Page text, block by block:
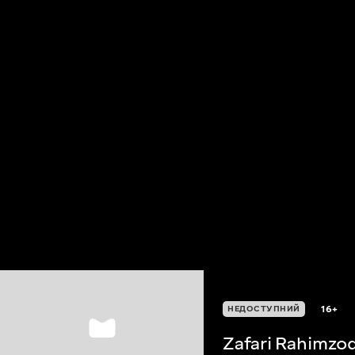
НЕДОСТУПНИЙ 16+
Zafari